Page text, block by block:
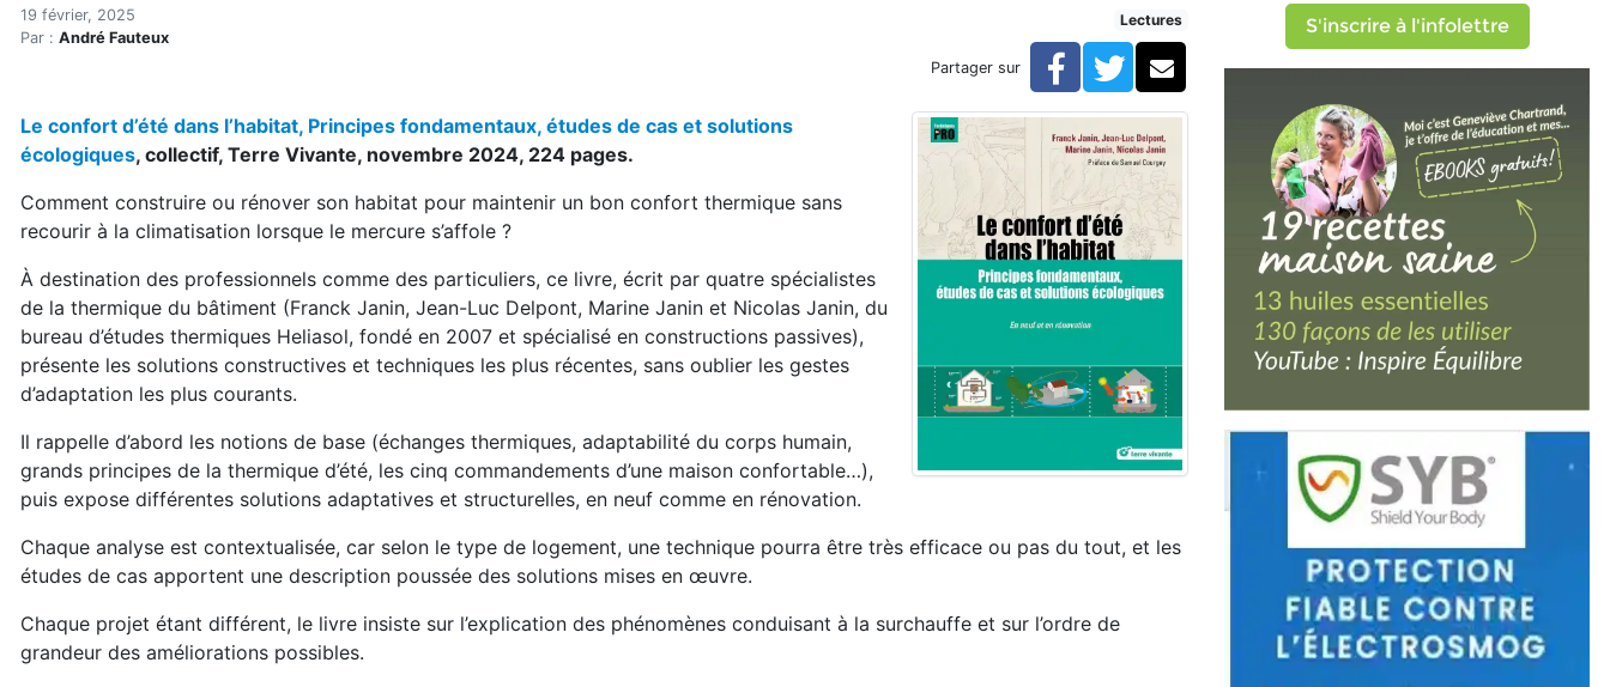
Accueil
Articles
Lectures incontournables (printemps 2025)
Lectures incontournables (printemps 2025)
19 février, 2025
Par : André Fauteux
Lectures
Partager sur Facebook
TwitterCourriel
Le confort d’été dans l’habitat, Principes fondamentaux, études de cas et solutions
écologiques, collectif, Terre Vivante, novembre 2024, 224 pages.
Comment construire ou rénover son habitat pour maintenir un bon confort thermique sans
recourir à la climatisation lorsque le mercure s’affole ?
À destination des professionnels comme des particuliers, ce livre, écrit par quatre spécialistes
de la thermique du bâtiment (Franck Janin, Jean-Luc Delpont, Marine Janin et Nicolas Janin, du
bureau d’études thermiques Heliasol, fondé en 2007 et spécialisé en constructions passives),
présente les solutions constructives et techniques les plus récentes, sans oublier les gestes
d’adaptation les plus courants.
Il rappelle d’abord les notions de base (échanges thermiques, adaptabilité du corps humain,
grands principes de la thermique d’été, les cinq commandements d’une maison confortable…),
puis expose différentes solutions adaptatives et structurelles, en neuf comme en rénovation.
Chaque analyse est contextualisée, car selon le type de logement, une technique pourra être très efficace ou pas du tout, et les
études de cas apportent une description poussée des solutions mises en œuvre.
Chaque projet étant différent, le livre insiste sur l’explication des phénomènes conduisant à la surchauffe et sur l’ordre de
grandeur des améliorations possibles.
S'inscrire à l'infolettre